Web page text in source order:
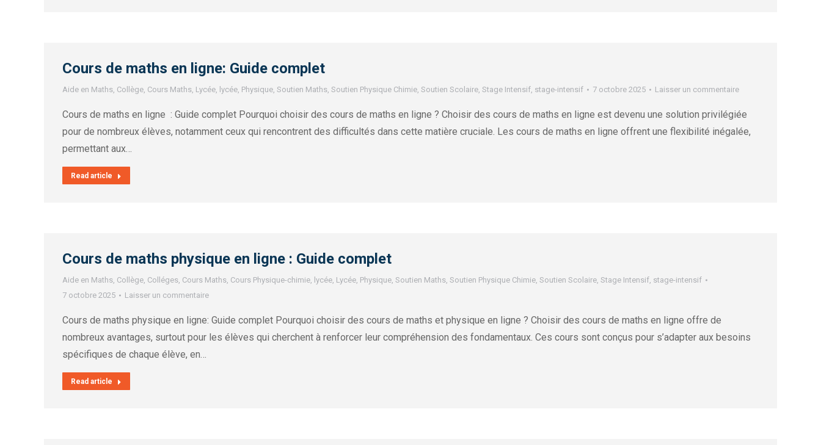
Cours de maths en ligne: Guide complet
Aide en Maths, Collège, Cours Maths, Lycée, lycée, Physique, Soutien Maths, Soutien Physique Chimie, Soutien Scolaire, Stage Intensif, stage-intensif 7 octobre 2025 Laisser un commentaire
Cours de maths en ligne : Guide complet Pourquoi choisir des cours de maths en ligne ? Choisir des cours de maths en ligne est devenu une solution privilégiée
pour de nombreux élèves, notamment ceux qui rencontrent des difficultés dans cette matière cruciale. Les cours de maths en ligne offrent une flexibilité inégalée,
permettant aux…
Read article
Cours de maths physique en ligne : Guide complet
Aide en Maths, Collège, Colléges, Cours Maths, Cours Physique-chimie, lycée, Lycée, Physique, Soutien Maths, Soutien Physique Chimie, Soutien Scolaire, Stage Intensif, stage-intensif
7 octobre 2025
Laisser un commentaire
Cours de maths physique en ligne: Guide complet Pourquoi choisir des cours de maths et physique en ligne ? Choisir des cours de maths en ligne offre de
nombreux avantages, surtout pour les élèves qui cherchent à renforcer leur compréhension des fondamentaux. Ces cours sont conçus pour s’adapter aux besoins
spécifiques de chaque élève, en…
Read article